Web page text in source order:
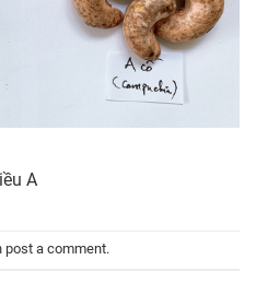
A
post a comment.